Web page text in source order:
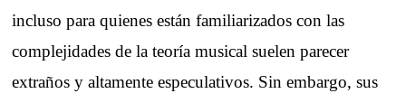
incluso para quienes están familiarizados con las
complejidades de la teoría musical suelen parecer
extraños y altamente especulativos. Sin embargo, sus